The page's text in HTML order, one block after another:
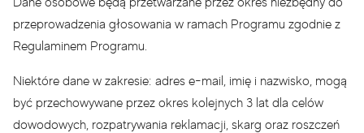
przeprowadzenia głosowania w ramach Programu zgodnie z
Regulaminem Programu.
Niektóre dane w zakresie: adres e-mail, imię i nazwisko, mogą
być przechowywane przez okres kolejnych 3 lat dla celów
dowodowych, rozpatrywania reklamacji, skarg oraz roszczeń